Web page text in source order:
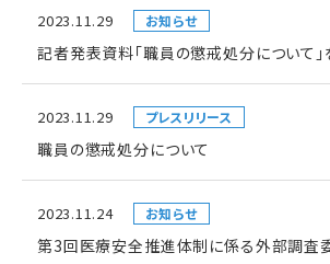
2023.11.29 お知らせ
記者発表資料「職員の懲戒処分について」
2023.11.29 プレスリリース
職員の懲戒処分について
2023.11.24 お知らせ
第3回医療安全推進体制に係る外部調査